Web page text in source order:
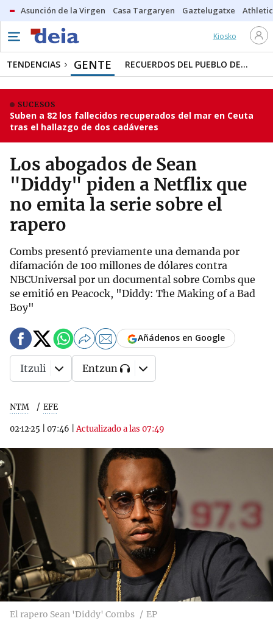
Asunción de la Virgen Casa Targaryen Gaztelugatxe Athletic
Kiosko
TENDENCIAS GENTE RECUERDOS DEL PUEBLO DE...
SUCESOS
Suben a 82 los fallecidos recuperados del mar en Ceuta
tras el hallazgo de dos cadáveres
Los abogados de Sean
"Diddy" piden a Netflix que
no emita la serie sobre el
rapero
Combs presentó previamente una demanda por
difamación de 100 millones de dólares contra
NBCUniversal por un documental sobre Combs que
se emitió en Peacock, "Diddy: The Making of a Bad
Boy"
NTM EFE
02·12·25 07:46 |Actualizado a las 07:49
Añádenos en Google
Itzuli Entzun
El rapero Sean 'Diddy' Combs EP